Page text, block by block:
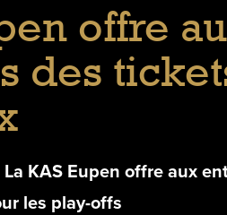
offre
des
KAS Eupen offre aux
les play-offs